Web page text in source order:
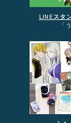
LINEスタ
「